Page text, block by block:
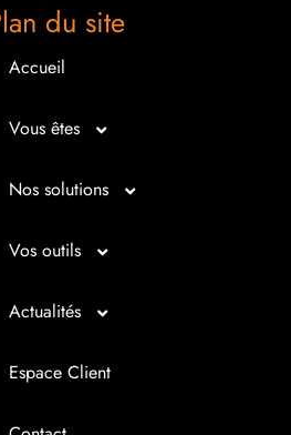
du site
Accueil
Vous êtes
Micro entrepreneur
Créateur d’entreprise
Repreneur d’entreprise
Nos solutions
Entrepreunariat
Gestion
Juridique
Vos outils
Bilan imagé
Tableau de bord
Simul’Auto
Actualités
Actualités
La petite histoire du jour
Espace Client